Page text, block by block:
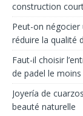
construction
Peut-on
réduire la qualité
Faut-il choisir
de padel le moins
Joyería de
beauté naturelle